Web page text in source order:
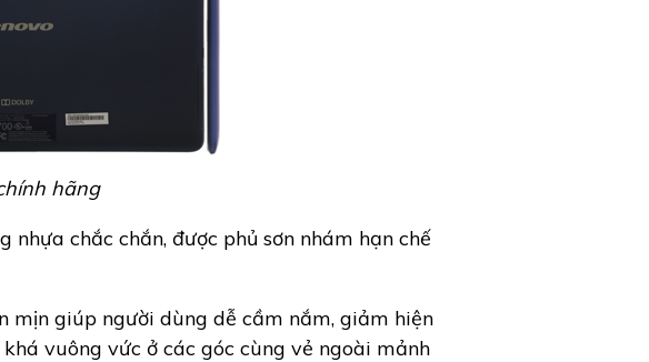
hãng
chắc chắn, được phủ sơn nhám hạn chế
mịn giúp người dùng dễ cầm nắm, giảm hiện
vuông vức ở các góc cùng vẻ ngoài mảnh